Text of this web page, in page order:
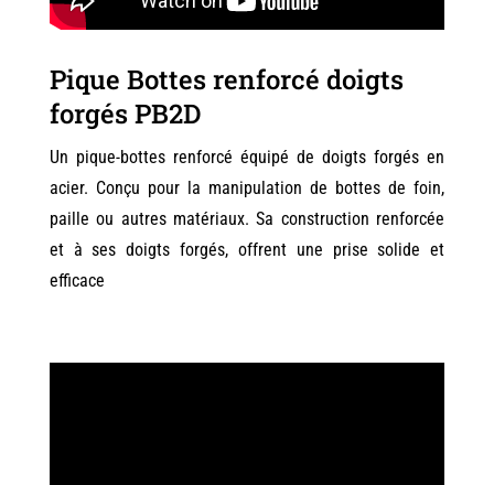
Pique Bottes renforcé doigts
forgés PB2D
Un pique-bottes renforcé équipé de doigts forgés en
acier. Conçu pour la manipulation de bottes de foin,
paille ou autres matériaux. Sa construction renforcée
et à ses doigts forgés, offrent une prise solide et
efficace